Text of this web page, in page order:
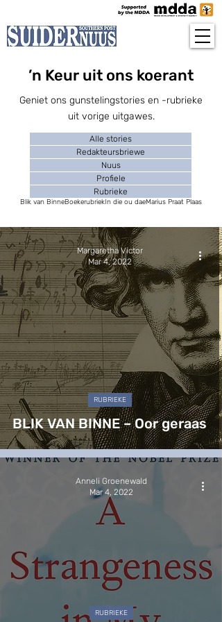
’n Keur uit ons koerant
Geniet ons gunstelingstories en -rubrieke
uit vorige uitgawes.
Alle stories
Redakteursbriewe
Nuus
Profiele
Rubrieke
Blik van BinneBoekerubriekIn die ou daeMarius Praat Plaas
BLIK VAN BINNE – Oor geraas
RUBRIEKE
Margaretha Victor
Mar 4, 2022
RUBRIEKE
Anneli Groenewald
Mar 4, 2022